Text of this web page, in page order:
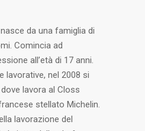
da una famiglia di
Comincia ad
all’età di 17 anni.
lavorative, nel 2008 si
lavora al Closs
stellato Michelin.
lavorazione del